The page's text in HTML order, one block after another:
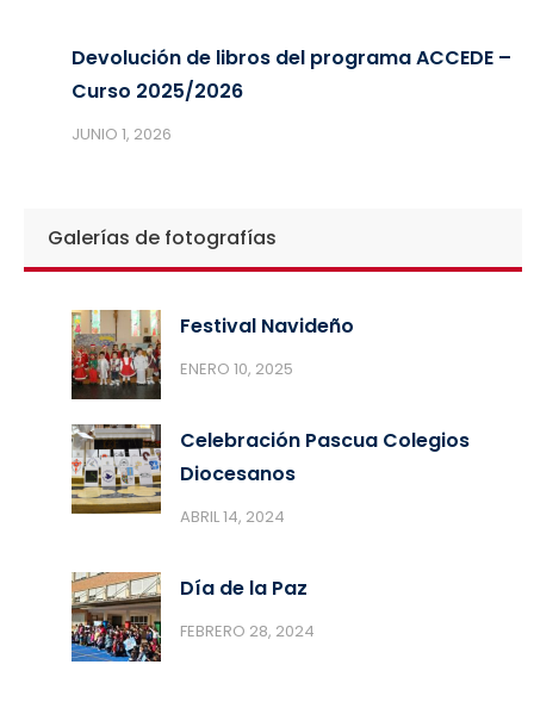
Devolución de libros del programa ACCEDE –
Curso 2025/2026
JUNIO 1, 2026
Galerías de fotografías
Festival Navideño
ENERO 10, 2025
Celebración Pascua Colegios
Diocesanos
ABRIL 14, 2024
Día de la Paz
FEBRERO 28, 2024